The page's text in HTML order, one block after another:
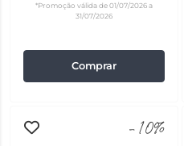
*Promoção válida de 01/07/2026 a
31/07/2026
Comprar
-10%